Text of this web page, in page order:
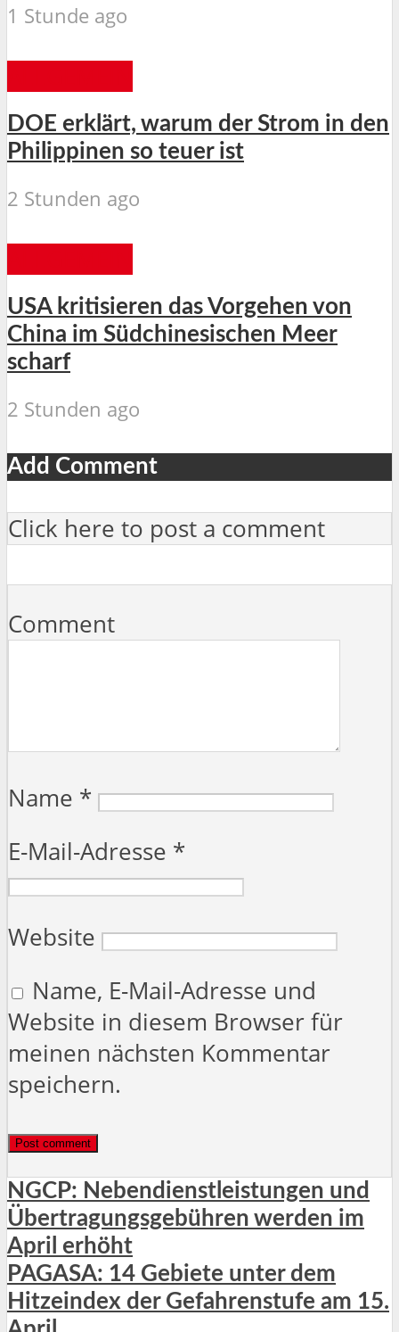
1 Stunde ago
DOE erklärt, warum der Strom in den
Philippinen so teuer ist
2 Stunden ago
USA kritisieren das Vorgehen von
China im Südchinesischen Meer
scharf
2 Stunden ago
Add Comment
Click here to post a comment
Comment
Name *
E-Mail-Adresse *
Website
Name, E-Mail-Adresse und
Website in diesem Browser für
meinen nächsten Kommentar
speichern.
NGCP: Nebendienstleistungen und
Übertragungsgebühren werden im
April erhöht
PAGASA: 14 Gebiete unter dem
Hitzeindex der Gefahrenstufe am 15.